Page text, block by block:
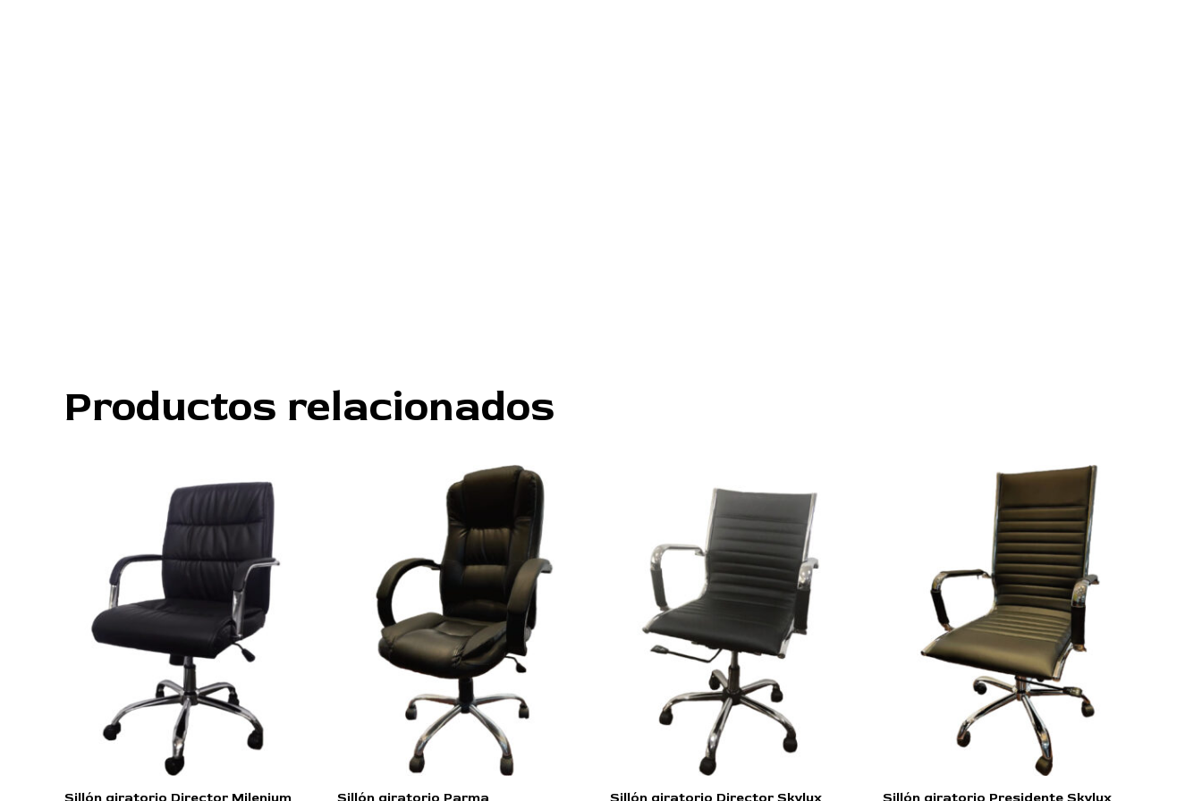
Productos relacionados
Sillón giratorio Director Milenium Sillón giratorio Parma Sillón giratorio Director Skylux Sillón giratorio Presidente Skylux